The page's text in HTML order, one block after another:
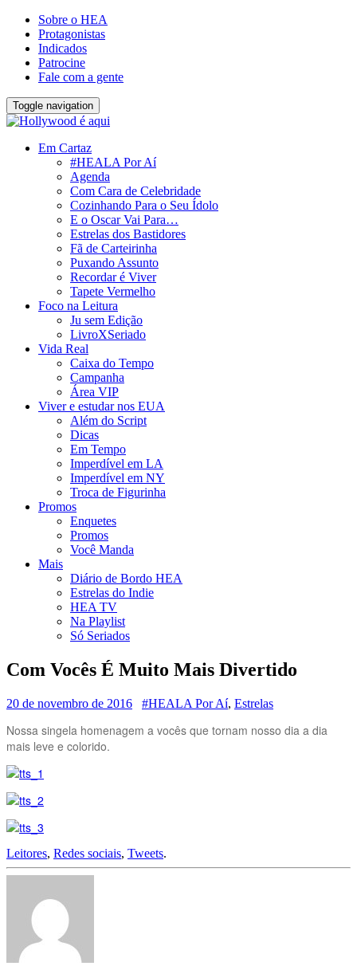
Sobre o HEA
Protagonistas
Indicados
Patrocine
Fale com a gente
Toggle navigation
Em Cartaz
#HEALA Por Aí
Agenda
Com Cara de Celebridade
Cozinhando Para o Seu Ídolo
E o Oscar Vai Para…
Estrelas dos Bastidores
Fã de Carteirinha
Puxando Assunto
Recordar é Viver
Tapete Vermelho
Foco na Leitura
Ju sem Edição
LivroXSeriado
Vida Real
Caixa do Tempo
Campanha
Área VIP
Viver e estudar nos EUA
Além do Script
Dicas
Em Tempo
Imperdível em LA
Imperdível em NY
Troca de Figurinha
Promos
Enquetes
Promos
Você Manda
Mais
Diário de Bordo HEA
Estrelas do Indie
HEA TV
Na Playlist
Só Seriados
Com Vocês É Muito Mais Divertido
20 de novembro de 2016 #HEALA Por Aí, Estrelas
Nossa singela homenagem a vocês que tornam nosso dia a dia
mais leve e colorido.
Leitores, Redes sociais, Tweets.